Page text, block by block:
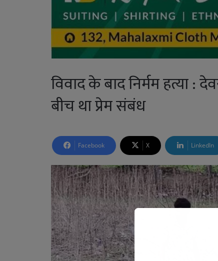
विवाद के बाद निर्मम हत्या :
बीच था प्रेम संबंध
Facebook X LinkedIn